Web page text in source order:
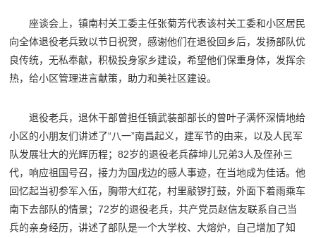
座谈会上，镇南村关工委主任张菊芳代表该村关工委和小区居民
向全体退役老兵致以节日祝贺，感谢他们在退役回乡后，发扬部队优
良传统，无私奉献，积极投身家乡建设，希望他们保重身体，发挥余
热，给小区管理进言献策，助力和美社区建设。
退役老兵，退休干部曾担任镇武装部部长的曾叶子满怀深情地给
小区的小朋友们讲述了“八一”南昌起义，建军节的由来，以及人民军
队发展壮大的光辉历程；82岁的退役老兵薛坤儿兄弟3人及侄孙三
代，响应祖国号召，接力为国戌边的感人事迹，在当地成为佳话。他
回忆起当初参军入伍，胸带大红花，村里敲锣打鼓，外面下着雨乘车
南下去部队的情景；72岁的退役老兵，共产党员赵信友联系自己当
兵的亲身经历，讲述了部队是一个大学校、大熔炉，自己增加了知